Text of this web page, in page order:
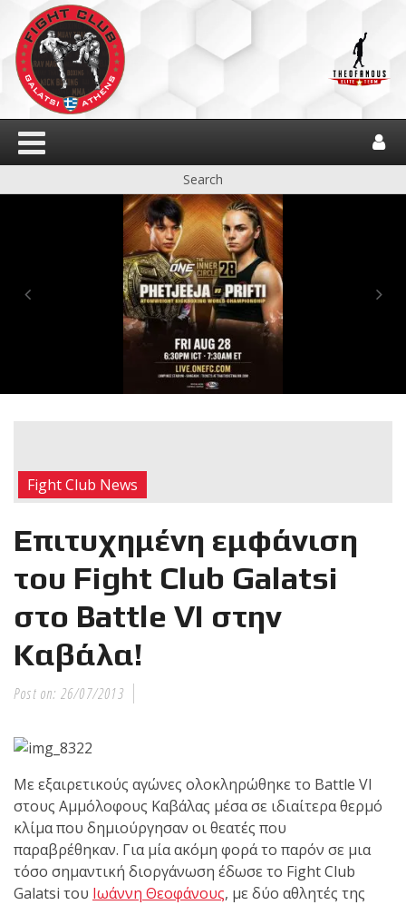
Η Αντωνία
Πρίφτη στο
και πιο
δύσκολο
αγώνα της καριέρας της,
διεκδικεί τον 6ο
παγκόσμιο τίτλο της
απέναντι στην Phetjeeja
για το ONE Atomweight
Kickboxing World
επίσημα T-
shirts του
Ιωάννη
Θεοφάνους
με την υποστήριξη της
Fight Club News
Επιτυχημένη εμφάνιση
του Fight Club Galatsi
στο Battle VI στην
Καβάλα!
Post on: 26/07/2013
Με εξαιρετικούς αγώνες ολοκληρώθηκε το Battle VI
στους Αμμόλοφους Καβάλας μέσα σε ιδιαίτερα θερμό
κλίμα που δημιούργησαν οι θεατές που
παραβρέθηκαν. Για μία ακόμη φορά το παρόν σε μια
τόσο σημαντική διοργάνωση έδωσε το Fight Club
Galatsi του Ιωάννη Θεοφάνους, με δύο αθλητές της